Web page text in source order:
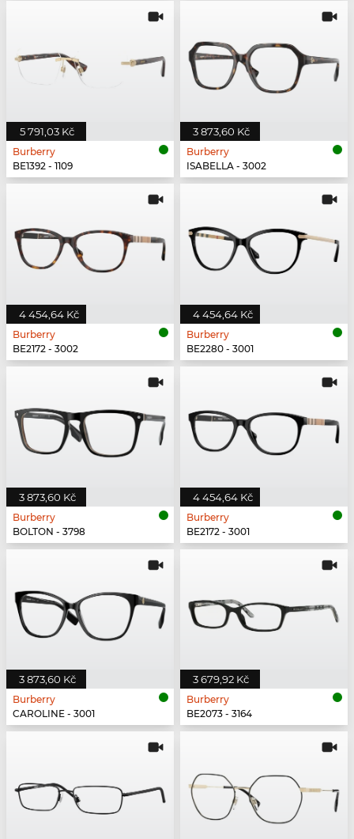
5 791,03 Kč
Burberry
BE1392 - 1109
3 873,60 Kč
Burberry
ISABELLA - 3002
4 454,64 Kč
Burberry
BE2172 - 3002
4 454,64 Kč
Burberry
BE2280 - 3001
3 873,60 Kč
Burberry
BOLTON - 3798
4 454,64 Kč
Burberry
BE2172 - 3001
3 873,60 Kč
Burberry
CAROLINE - 3001
3 679,92 Kč
Burberry
BE2073 - 3164